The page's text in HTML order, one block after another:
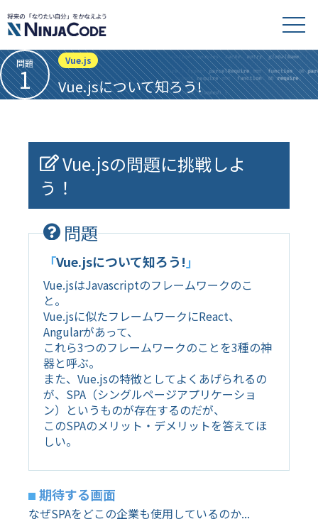
問題
1
Vue.js
Vue.jsについて知ろう!
Vue.jsの問題に挑戦しよ
う！
問題
「Vue.jsについて知ろう! 」
Vue.jsはJavascriptのフレームワークのこ
と。
Vue.jsに似たフレームワークにReact、
Angularがあって、
これら3つのフレームワークのことを3種の神
器と呼ぶ。
また、Vue.jsの特徴としてよくあげられるの
が、SPA（シングルページアプリケーショ
ン）というものが存在するのだが、
このSPAのメリット・デメリットを答えてほ
しい。
期待する画面
なぜSPAをどこの企業も使用しているのか...